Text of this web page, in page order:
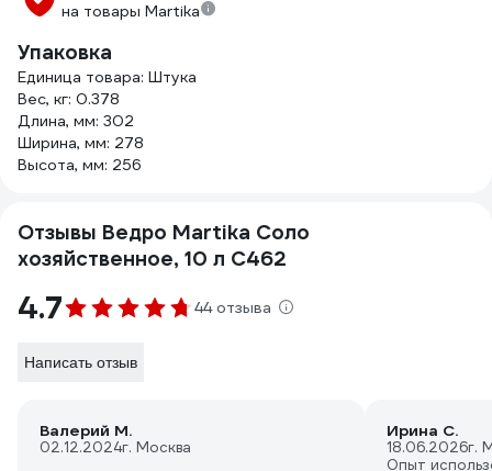
на товары Martika
Упаковка
Единица товара: Штука
Вес, кг: 0.378
Длина, мм: 302
Ширина, мм: 278
Высота, мм: 256
Отзывы Ведро Martika Соло
хозяйственное, 10 л С462
4.7 44 отзыва
Написать отзыв
Валерий М.
02.12.2024г. Москва
Ирина С.
18.06.2026г.
Опыт